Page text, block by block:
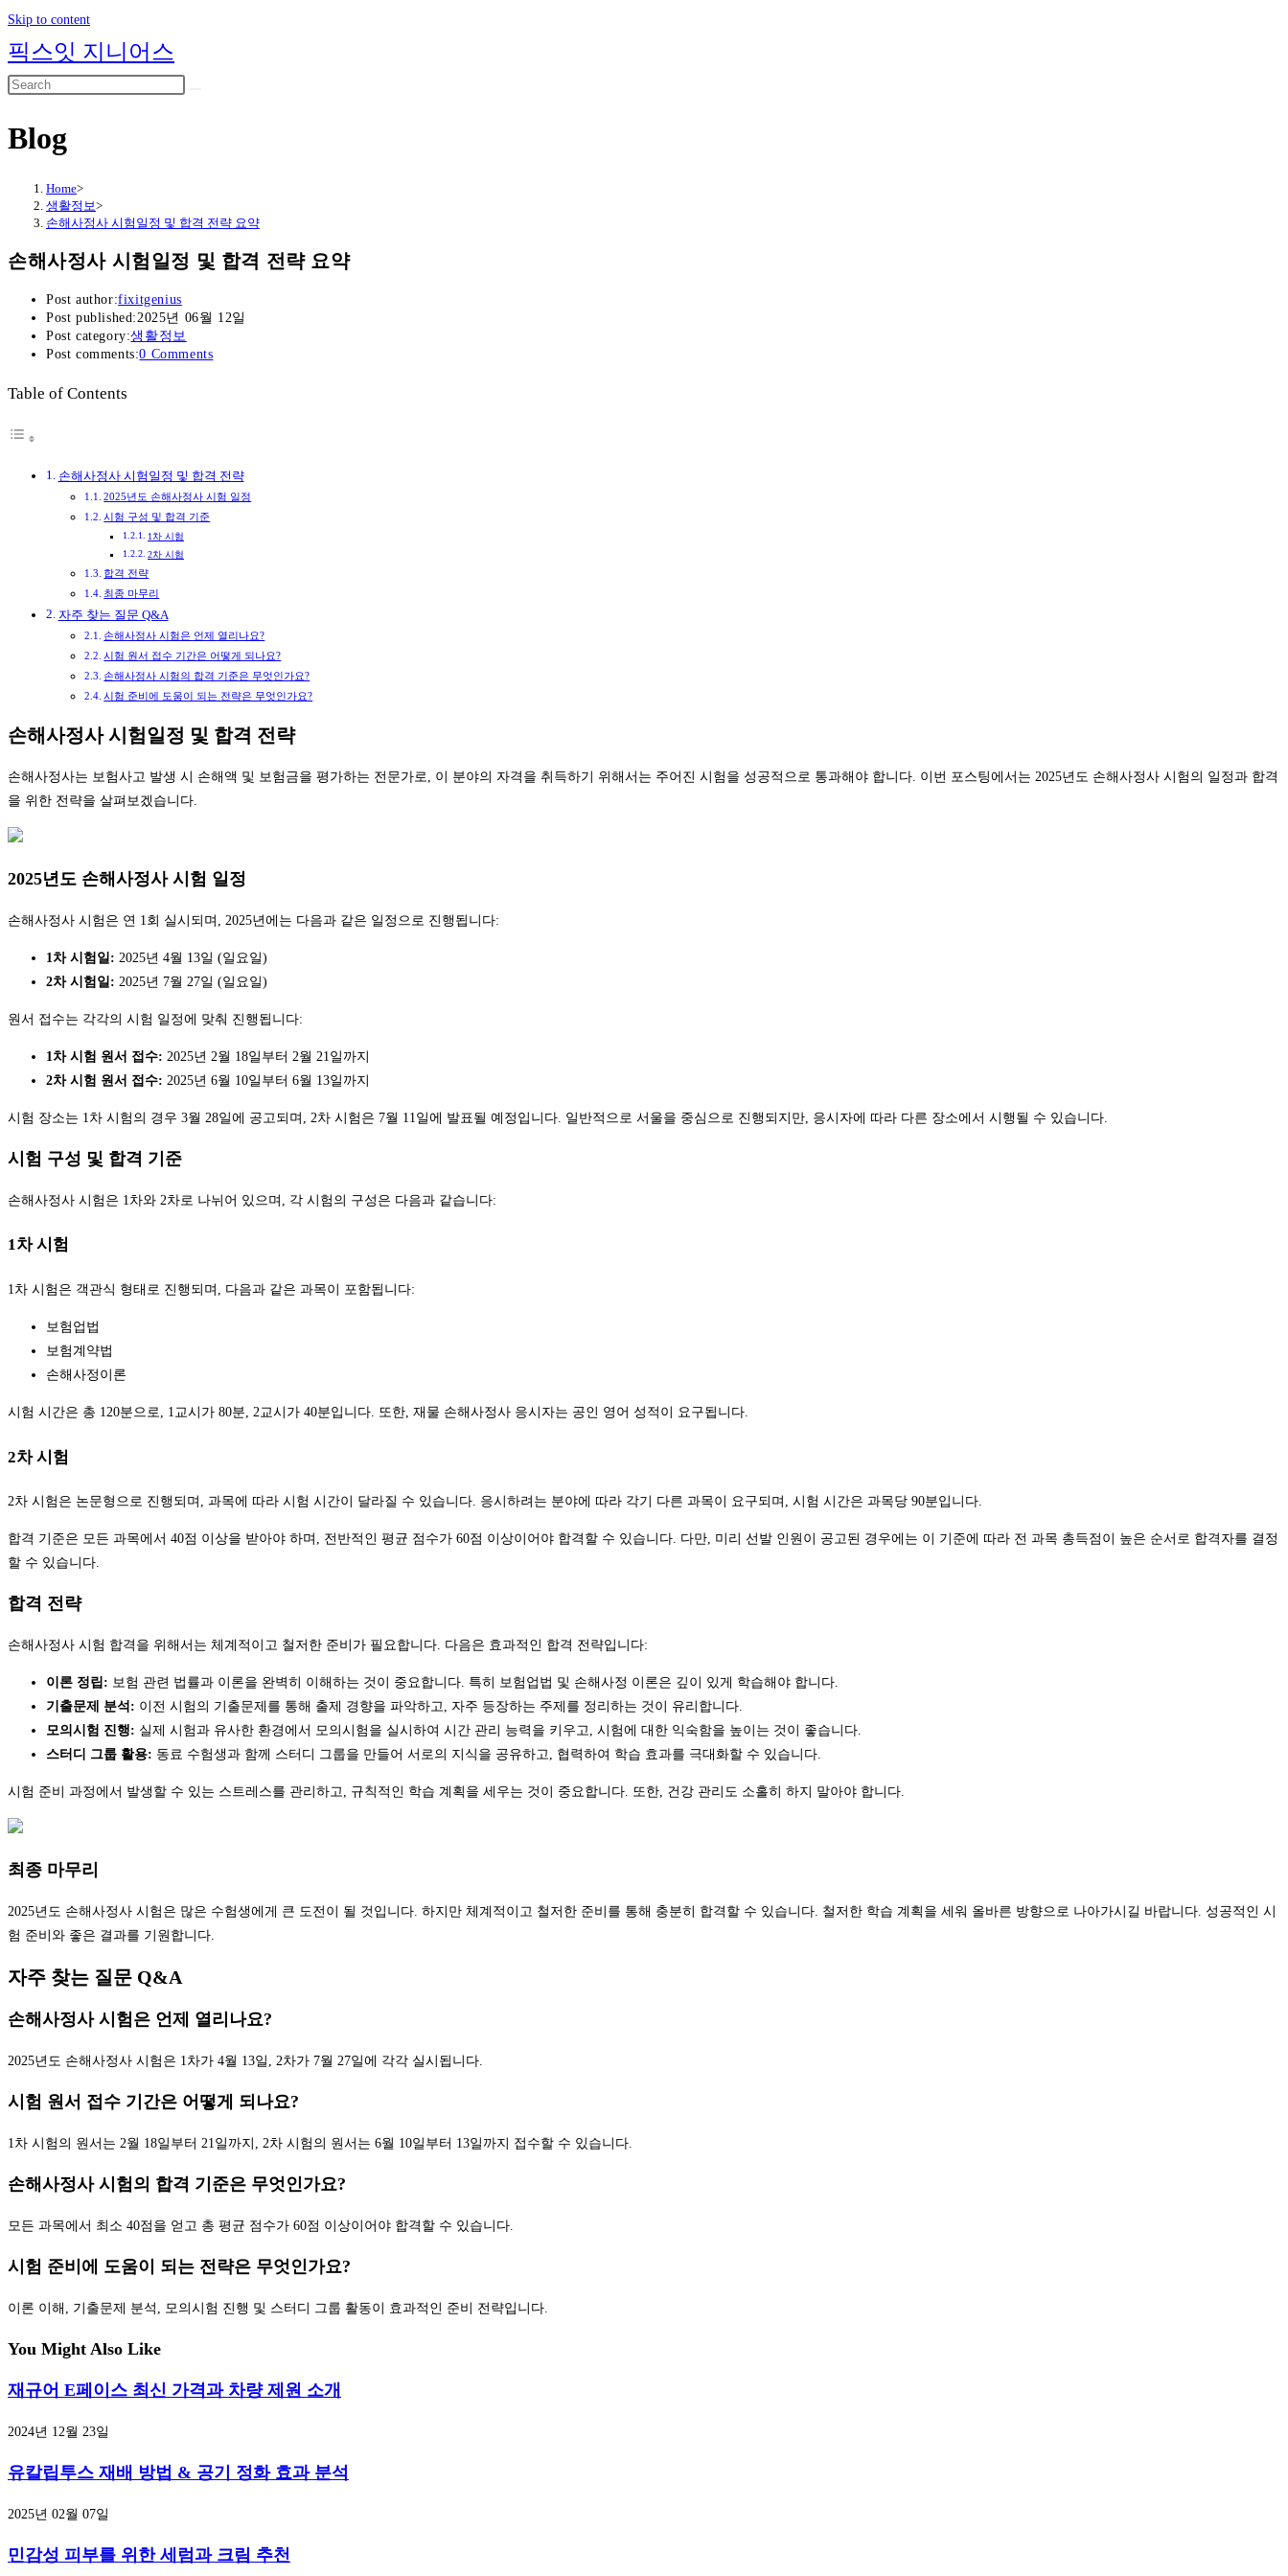
Skip to content
픽스잇 지니어스
Blog
Home>
생활정보>
손해사정사 시험일정 및 합격 전략 요약
손해사정사 시험일정 및 합격 전략 요약
Post author:fixitgenius
Post published:2025년 06월 12일
Post category:생활정보
Post comments:0 Comments
Table of Contents
손해사정사 시험일정 및 합격 전략
2025년도 손해사정사 시험 일정
시험 구성 및 합격 기준
1차 시험
2차 시험
합격 전략
최종 마무리
자주 찾는 질문 Q&A
손해사정사 시험은 언제 열리나요?
시험 원서 접수 기간은 어떻게 되나요?
손해사정사 시험의 합격 기준은 무엇인가요?
시험 준비에 도움이 되는 전략은 무엇인가요?
손해사정사 시험일정 및 합격 전략
손해사정사는 보험사고 발생 시 손해액 및 보험금을 평가하는 전문가로, 이 분야의 자격을 취득하기 위해서는 주어진 시험을 성공적으로 통과해야 합니다. 이번 포스팅에서는 2025년도 손해사정사 시험의 일정과 합격
을 위한 전략을 살펴보겠습니다.
2025년도 손해사정사 시험 일정
손해사정사 시험은 연 1회 실시되며, 2025년에는 다음과 같은 일정으로 진행됩니다:
1차 시험일: 2025년 4월 13일 (일요일)
2차 시험일: 2025년 7월 27일 (일요일)
원서 접수는 각각의 시험 일정에 맞춰 진행됩니다:
1차 시험 원서 접수: 2025년 2월 18일부터 2월 21일까지
2차 시험 원서 접수: 2025년 6월 10일부터 6월 13일까지
시험 장소는 1차 시험의 경우 3월 28일에 공고되며, 2차 시험은 7월 11일에 발표될 예정입니다. 일반적으로 서울을 중심으로 진행되지만, 응시자에 따라 다른 장소에서 시행될 수 있습니다.
시험 구성 및 합격 기준
손해사정사 시험은 1차와 2차로 나뉘어 있으며, 각 시험의 구성은 다음과 같습니다:
1차 시험
1차 시험은 객관식 형태로 진행되며, 다음과 같은 과목이 포함됩니다:
보험업법
보험계약법
손해사정이론
시험 시간은 총 120분으로, 1교시가 80분, 2교시가 40분입니다. 또한, 재물 손해사정사 응시자는 공인 영어 성적이 요구됩니다.
2차 시험
2차 시험은 논문형으로 진행되며, 과목에 따라 시험 시간이 달라질 수 있습니다. 응시하려는 분야에 따라 각기 다른 과목이 요구되며, 시험 시간은 과목당 90분입니다.
합격 기준은 모든 과목에서 40점 이상을 받아야 하며, 전반적인 평균 점수가 60점 이상이어야 합격할 수 있습니다. 다만, 미리 선발 인원이 공고된 경우에는 이 기준에 따라 전 과목 총득점이 높은 순서로 합격자를 결정
할 수 있습니다.
합격 전략
손해사정사 시험 합격을 위해서는 체계적이고 철저한 준비가 필요합니다. 다음은 효과적인 합격 전략입니다:
이론 정립: 보험 관련 법률과 이론을 완벽히 이해하는 것이 중요합니다. 특히 보험업법 및 손해사정 이론은 깊이 있게 학습해야 합니다.
기출문제 분석: 이전 시험의 기출문제를 통해 출제 경향을 파악하고, 자주 등장하는 주제를 정리하는 것이 유리합니다.
모의시험 진행: 실제 시험과 유사한 환경에서 모의시험을 실시하여 시간 관리 능력을 키우고, 시험에 대한 익숙함을 높이는 것이 좋습니다.
스터디 그룹 활용: 동료 수험생과 함께 스터디 그룹을 만들어 서로의 지식을 공유하고, 협력하여 학습 효과를 극대화할 수 있습니다.
시험 준비 과정에서 발생할 수 있는 스트레스를 관리하고, 규칙적인 학습 계획을 세우는 것이 중요합니다. 또한, 건강 관리도 소홀히 하지 말아야 합니다.
최종 마무리
2025년도 손해사정사 시험은 많은 수험생에게 큰 도전이 될 것입니다. 하지만 체계적이고 철저한 준비를 통해 충분히 합격할 수 있습니다. 철저한 학습 계획을 세워 올바른 방향으로 나아가시길 바랍니다. 성공적인 시
험 준비와 좋은 결과를 기원합니다.
자주 찾는 질문 Q&A
손해사정사 시험은 언제 열리나요?
2025년도 손해사정사 시험은 1차가 4월 13일, 2차가 7월 27일에 각각 실시됩니다.
시험 원서 접수 기간은 어떻게 되나요?
1차 시험의 원서는 2월 18일부터 21일까지, 2차 시험의 원서는 6월 10일부터 13일까지 접수할 수 있습니다.
손해사정사 시험의 합격 기준은 무엇인가요?
모든 과목에서 최소 40점을 얻고 총 평균 점수가 60점 이상이어야 합격할 수 있습니다.
시험 준비에 도움이 되는 전략은 무엇인가요?
이론 이해, 기출문제 분석, 모의시험 진행 및 스터디 그룹 활동이 효과적인 준비 전략입니다.
You Might Also Like
재규어 E페이스 최신 가격과 차량 제원 소개
2024년 12월 23일
유칼립투스 재배 방법 & 공기 정화 효과 분석
2025년 02월 07일
민감성 피부를 위한 세럼과 크림 추천